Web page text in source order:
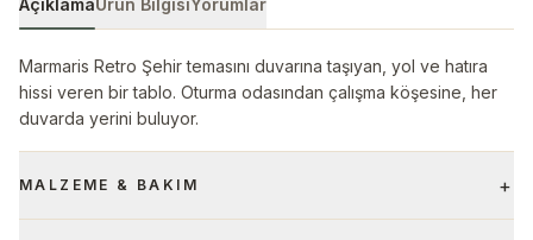
AçıklamaÜrün BilgisiYorumlar
Marmaris Retro Şehir temasını duvarına taşıyan, yol ve hatıra
hissi veren bir tablo. Oturma odasından çalışma köşesine, her
duvarda yerini buluyor.
MALZEME & BAKIM +